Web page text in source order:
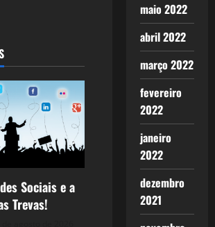
Sociais e a
Trevas!
maio 2022
abril 2022
março 2022
fevereiro
2022
janeiro
2022
dezembro
2021